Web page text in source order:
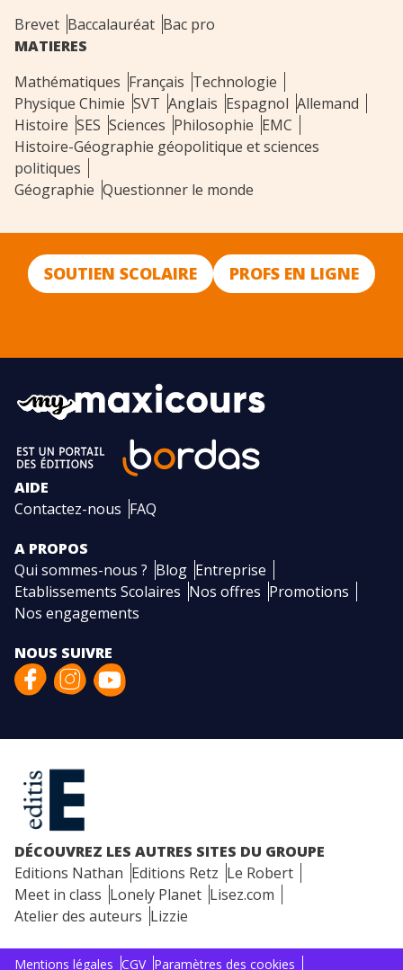
Brevet Baccalauréat Bac pro
MATIERES
Mathématiques Français Technologie
Physique Chimie SVT Anglais Espagnol Allemand
Histoire SES Sciences Philosophie EMC
Histoire-Géographie géopolitique et sciences
politiques
Géographie Questionner le monde
SOUTIEN SCOLAIRE PROFS EN LIGNE
AIDE
Contactez-nous FAQ
A PROPOS
Qui sommes-nous ? Blog Entreprise
Etablissements Scolaires Nos offres Promotions
Nos engagements
NOUS SUIVRE
DÉCOUVREZ LES AUTRES SITES DU GROUPE
Editions Nathan Editions Retz Le Robert
Meet in class Lonely Planet Lisez.com
Atelier des auteurs Lizzie
Mentions légales CGV Paramètres des cookies